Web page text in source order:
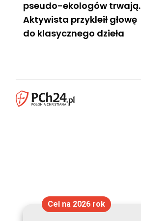
pseudo-ekologów trwają.
Aktywista przykleił głowę
do klasycznego dzieła
Cel na 2026 rok